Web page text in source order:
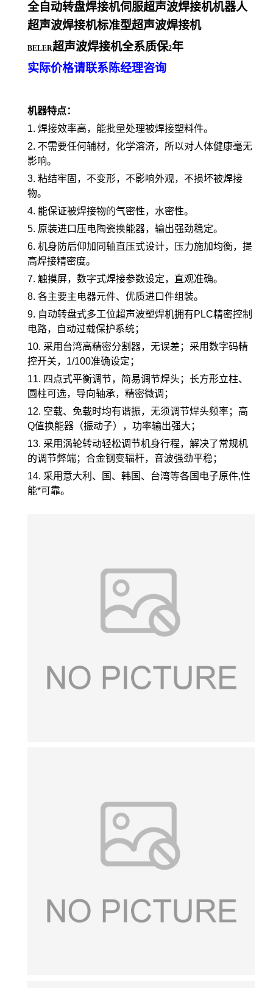
全自动转盘焊接机伺服超声波焊接机机器人
超声波焊接机标准型超声波焊接机
BELER超声波焊接机全系质保2年
实际价格请联系陈经理咨询
机器特点：
1. 焊接效率高，能批量处理被焊接塑料件。
2. 不需要任何辅材，化学溶济，所以对人体健康毫无
影响。
3. 粘结牢固，不变形，不影响外观，不损坏被焊接
物。
4. 能保证被焊接物的气密性，水密性。
5. 原装进口压电陶瓷换能器，输出强劲稳定。
6. 机身防后仰加同轴直压式设计，压力施加均衡，提
高焊接精密度。
7. 触摸屏，数字式焊接参数设定，直观准确。
8. 各主要主电器元件、优质进口件组装。
9. 自动转盘式多工位超声波塑焊机拥有PLC精密控制
电路，自动过载保护系统；
10. 采用台湾高精密分割器，无误差；采用数字码精
控开关，1/100准确设定；
11. 四点式平衡调节，简易调节焊头；长方形立柱、
圆柱可选，导向轴承，精密微调；
12. 空载、免载时均有谐振，无须调节焊头频率；高
Q值换能器（振动子），功率输出强大；
13. 采用涡轮转动轻松调节机身行程，解决了常规机
的调节弊端；合金钢变辐杆，音波强劲平稳；
14. 采用意大利、国、韩国、台湾等各国电子原件,性
能*可靠。